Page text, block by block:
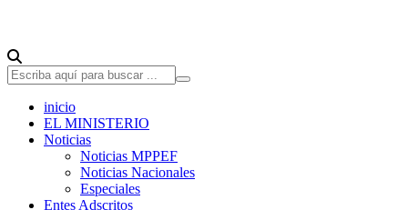
inicio
EL MINISTERIO
Noticias
Noticias MPPEF
Noticias Nacionales
Especiales
Entes Adscritos